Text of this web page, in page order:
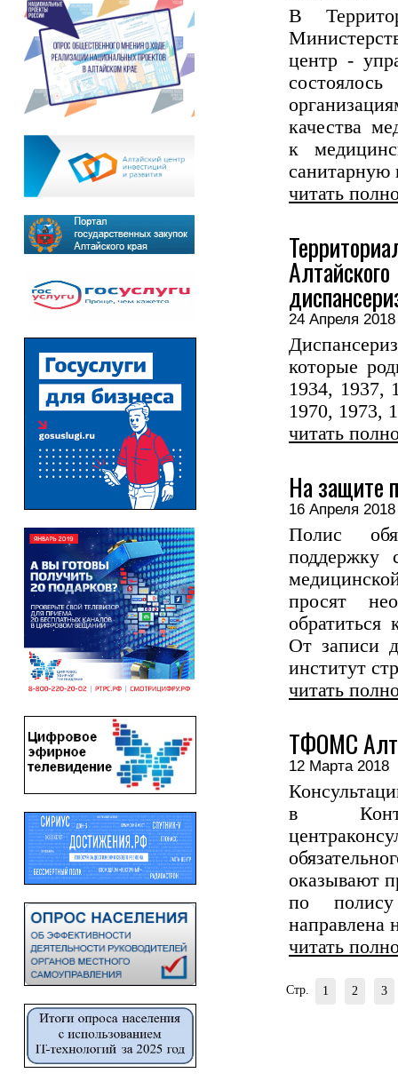
В
центр -
качества
к
читать
24 Апреля
которые
1934, 1937,
1970, 1973,
читать
На защите
16 Апреля
Полис
поддержку
просят
обратиться
От записи
институт
читать
ТФОМС
12 Марта
в
оказывают
по
направлена
читать
Стр. 1 2 3